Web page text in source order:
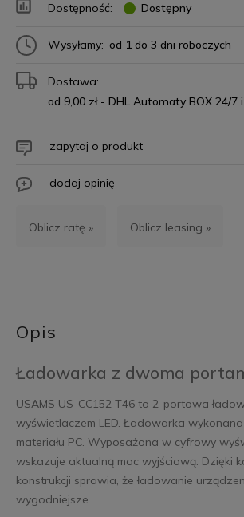
Dostępność: Dostępny
Wysyłamy: od 1 do 3 dni roboczych
Dostawa:
od 9,00 zł - DHL Automaty BOX 24/7
zapytaj o produkt
dodaj opinię
Oblicz ratę » Oblicz leasing »
Opis
Ładowarka z dwoma
USAMS US-CC152 T46 to 2-portowa
wyświetlaczem LED. Ładowarka
materiału PC. Wyposażona w cyfrowy
wskazuje aktualną moc wyjściową. Dzięki
konstrukcji sprawia, że ładowanie
wygodniejsze.